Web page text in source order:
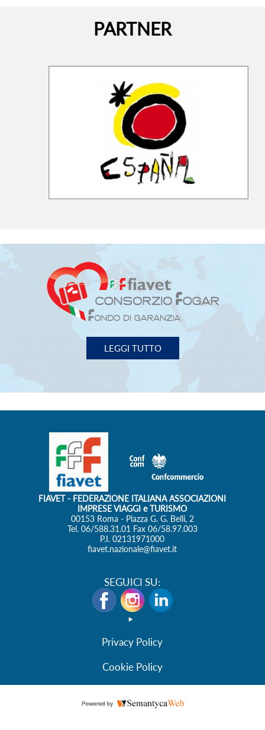
LEGGI TUTTO
IMPRESE VIAGGI e TURISMO
00153 Roma - Piazza G. G. Belli, 2
Privacy Policy
Cookie Policy